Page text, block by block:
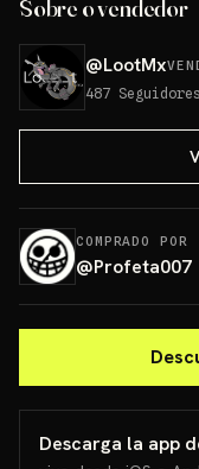
Sobre o vendedor
@LootMx
487 Seguidores
COMPRADO POR
@Profeta007
Descarga la app